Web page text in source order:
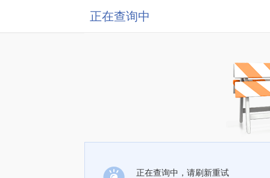
正在查询中
正在查询中，请刷新重试